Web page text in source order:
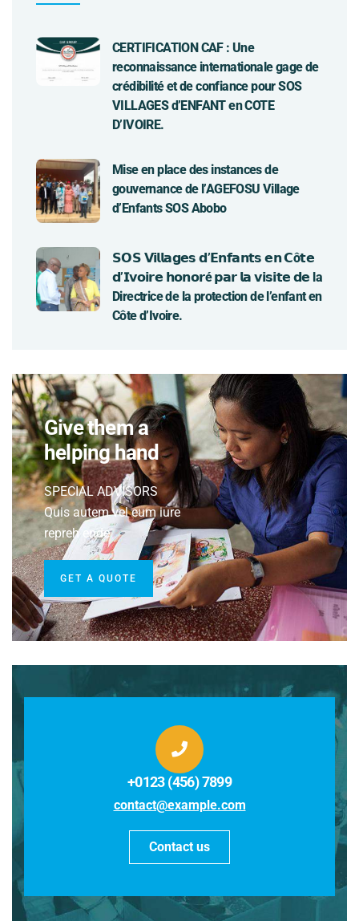
CERTIFICATION CAF : Une
reconnaissance internationale gage de
crédibilité et de confiance pour SOS
VILLAGES d’ENFANT en COTE
D’IVOIRE.
Mise en place des instances de
gouvernance de l’AGEFOSU Village
d’Enfants SOS Abobo
𝗦𝗢𝗦 𝗩𝗶𝗹𝗹𝗮𝗴𝗲𝘀 𝗱’𝗘𝗻𝗳𝗮𝗻𝘁𝘀 𝗲𝗻 𝗖ô𝘁𝗲
𝗱’𝗜𝘃𝗼𝗶𝗿𝗲 𝗵𝗼𝗻𝗼𝗿é 𝗽𝗮𝗿 𝗹𝗮 𝘃𝗶𝘀𝗶𝘁𝗲 𝗱𝗲 la
Directrice de la protection de l’enfant en
Côte d’Ivoire.
Give them a
helping hand
SPECIAL ADVISORS
Quis autem vel eum iure
repreh ende
GET A QUOTE
+0123 (456) 7899
contact@example.com
Contact us